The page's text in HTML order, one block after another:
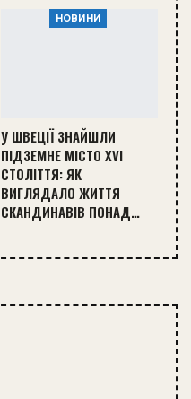
НОВИНИ
У ШВЕЦІЇ ЗНАЙШЛИ
ПІДЗЕМНЕ МІСТО XVI
СТОЛІТТЯ: ЯК
ВИГЛЯДАЛО ЖИТТЯ
СКАНДИНАВІВ ПОНАД…